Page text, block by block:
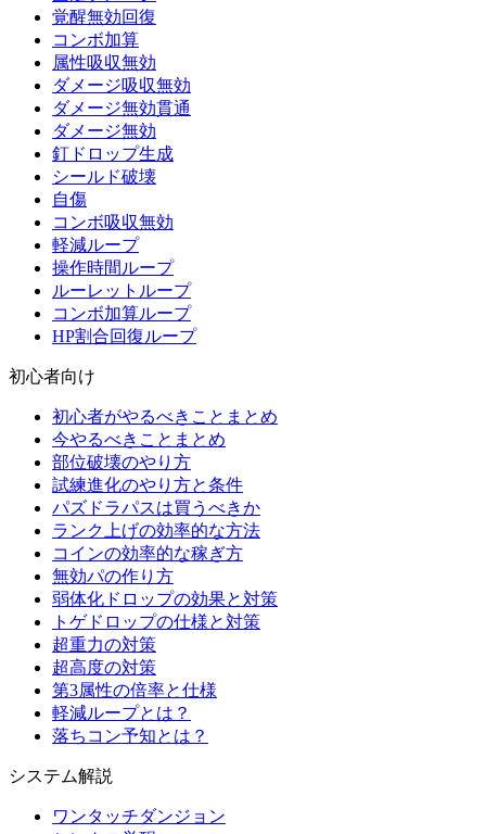
覚醒無効回復
コンボ加算
属性吸収無効
ダメージ吸収無効
ダメージ無効貫通
ダメージ無効
釘ドロップ生成
シールド破壊
自傷
コンボ吸収無効
軽減ループ
操作時間ループ
ルーレットループ
コンボ加算ループ
HP割合回復ループ
初心者向け
初心者がやるべきことまとめ
今やるべきことまとめ
部位破壊のやり方
試練進化のやり方と条件
パズドラパスは買うべきか
ランク上げの効率的な方法
コインの効率的な稼ぎ方
無効パの作り方
弱体化ドロップの効果と対策
トゲドロップの仕様と対策
超重力の対策
超高度の対策
第3属性の倍率と仕様
軽減ループとは？
落ちコン予知とは？
システム解説
ワンタッチダンジョン